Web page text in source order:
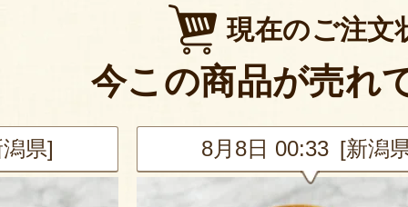
現在のご注文
今この商品が売れ
県] 8月8日 00:33 [新潟